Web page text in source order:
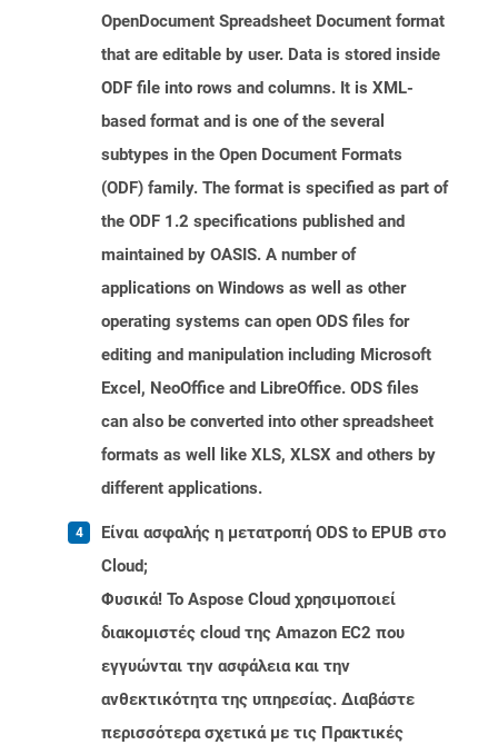
OpenDocument Spreadsheet Document format
that are editable by user. Data is stored inside
ODF file into rows and columns. It is XML-
based format and is one of the several
subtypes in the Open Document Formats
(ODF) family. The format is specified as part of
the ODF 1.2 specifications published and
maintained by OASIS. A number of
applications on Windows as well as other
operating systems can open ODS files for
editing and manipulation including Microsoft
Excel, NeoOffice and LibreOffice. ODS files
can also be converted into other spreadsheet
formats as well like XLS, XLSX and others by
different applications.
Είναι ασφαλής η μετατροπή ODS to EPUB στο
Cloud;
Φυσικά! Το Aspose Cloud χρησιμοποιεί
διακομιστές cloud της Amazon EC2 που
εγγυώνται την ασφάλεια και την
ανθεκτικότητα της υπηρεσίας. Διαβάστε
περισσότερα σχετικά με τις Πρακτικές